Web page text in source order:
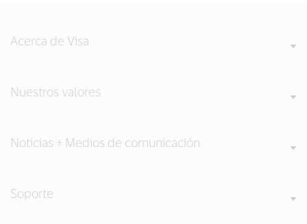
Acerca de Visa
Nuestros valores
Noticias + Medios de comunicación
Soporte